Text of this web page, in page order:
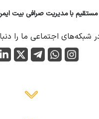
مستقیم با مدیریت صرافی بیت
شبکه‌های اجتماعی ما را